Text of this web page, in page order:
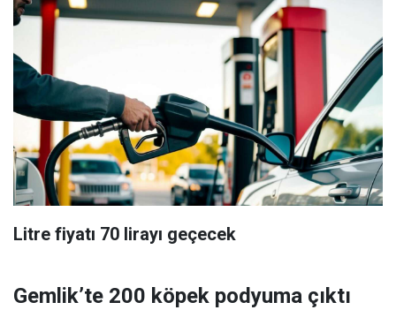
Litre fiyatı 70 lirayı geçecek
Gemlik’te 200 köpek podyuma çıktı